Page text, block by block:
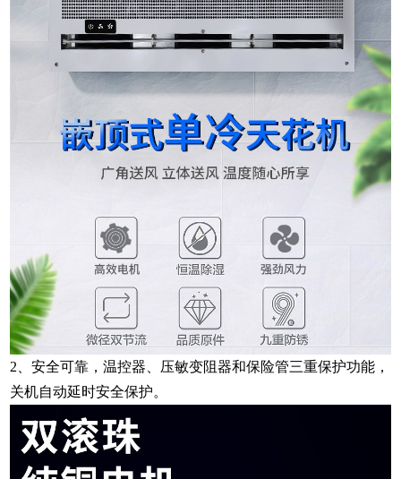
2、安全可靠，温控器、压敏变阻器和保险管三重保护功能，
关机自动延时安全保护。